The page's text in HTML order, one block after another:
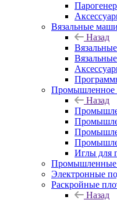
Вязальные
Назад
Промышленное
Назад
Иглы для
Электронные
Раскройные
Назад